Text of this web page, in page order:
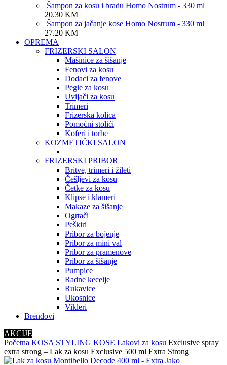
Šampon za kosu i bradu Homo Nostrum - 330 ml
20.30 KM
Šampon za jačanje kose Homo Nostrum - 330 ml
27.20 KM
OPREMA
FRIZERSKI SALON
Mašinice za šišanje
Fenovi za kosu
Dodaci za fenove
Pegle za kosu
Uvijači za kosu
Trimeri
Frizerska kolica
Pomoćni stolići
Koferi i torbe
KOZMETIČKI SALON
FRIZERSKI PRIBOR
Britve, trimeri i žileti
Češljevi za kosu
Četke za kosu
Klipse i klameri
Makaze za šišanje
Ogrtači
Peškiri
Pribor za bojenje
Pribor za mini val
Pribor za pramenove
Pribor za šišanje
Pumpice
Radne kecelje
Rukavice
Ukosnice
Vikleri
Brendovi
AKCIJE
Početna KOSA STYLING KOSE Lakovi za kosu Exclusive spray
extra strong – Lak za kosu Exclusive 500 ml Extra Strong